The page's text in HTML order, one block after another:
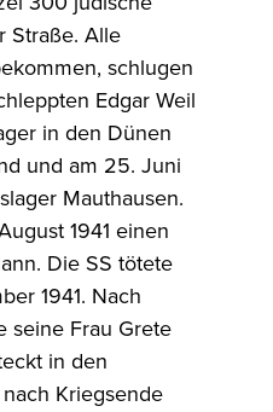
Straße. Alle
schlugen
Edgar Weil
in den Dünen
und am 25. Juni
Mauthausen.
1941 einen
Die SS tötete
1941. Nach
seine Frau Grete
in den
Kriegsende